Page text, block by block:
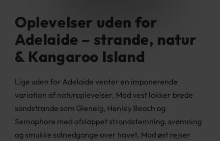
Oplevelser uden for
Adelaide – strande, natur
& Kangaroo Island
Lige uden for Adelaide venter en imponerende
variation af naturoplevelser. Mod vest lokker brede
sandstrande som Glenelg, Henley Beach og
Semaphore med afslappet strandstemning, svømning
og smukke solnedgange over havet. Mod øst rejser